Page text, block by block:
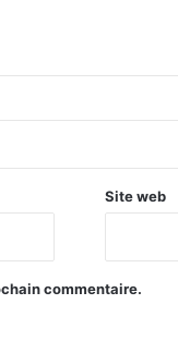
Site web
commentaire.